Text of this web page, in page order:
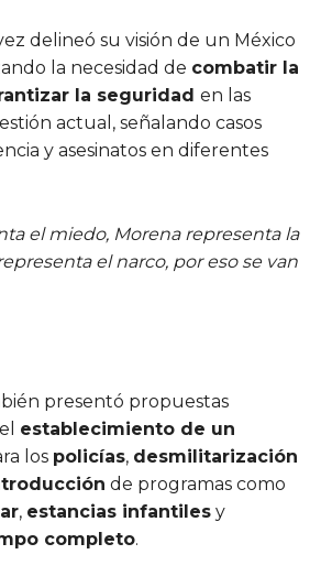
delineó su visión de un México
la necesidad de combatir la
la seguridad en las
actual, señalando casos
y asesinatos en diferentes
el miedo, Morena representa la
el narco, por eso se van
presentó propuestas
establecimiento de un
los policías, desmilitarización
de programas como
, estancias infantiles y
completo.